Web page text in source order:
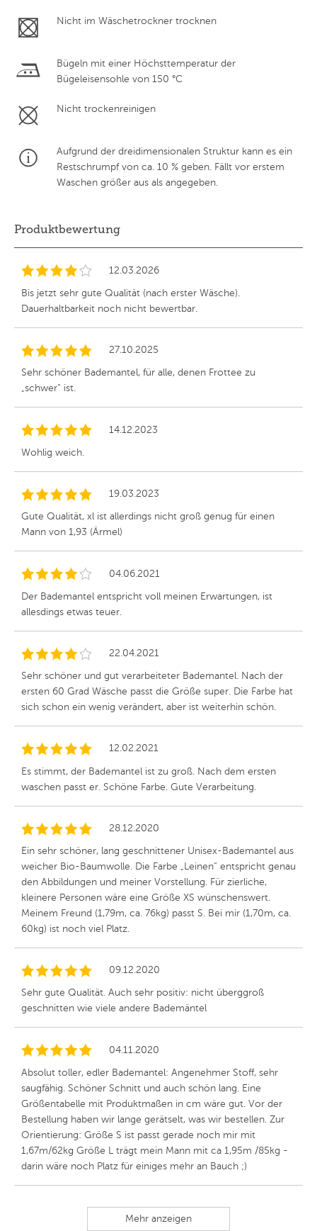
Nicht im Wäschetrockner trocknen
Bügeln mit einer Höchsttemperatur der
Bügeleisensohle von 150 °C
Nicht trockenreinigen
Aufgrund der dreidimensionalen Struktur kann es ein
Restschrumpf von ca. 10 % geben. Fällt vor erstem
Waschen größer aus als angegeben.
Produktbewertung
12.03.2026
Bis jetzt sehr gute Qualität (nach erster Wäsche).
Dauerhaltbarkeit noch nicht bewertbar.
27.10.2025
Sehr schöner Bademantel, für alle, denen Frottee zu
„schwer“ ist.
14.12.2023
Wohlig weich.
19.03.2023
Gute Qualität, xl ist allerdings nicht groß genug für einen
Mann von 1,93 (Ärmel)
04.06.2021
Der Bademantel entspricht voll meinen Erwartungen, ist
allesdings etwas teuer.
22.04.2021
Sehr schöner und gut verarbeiteter Bademantel. Nach der
ersten 60 Grad Wäsche passt die Größe super. Die Farbe hat
sich schon ein wenig verändert, aber ist weiterhin schön.
12.02.2021
Es stimmt, der Bademantel ist zu groß. Nach dem ersten
waschen passt er. Schöne Farbe. Gute Verarbeitung.
28.12.2020
Ein sehr schöner, lang geschnittener Unisex-Bademantel aus
weicher Bio-Baumwolle. Die Farbe „Leinen“ entspricht genau
den Abbildungen und meiner Vorstellung. Für zierliche,
kleinere Personen wäre eine Größe XS wünschenswert.
Meinem Freund (1,79m, ca. 76kg) passt S. Bei mir (1,70m, ca.
60kg) ist noch viel Platz.
09.12.2020
Sehr gute Qualität. Auch sehr positiv: nicht überggroß
geschnitten wie viele andere Bademäntel
04.11.2020
Absolut toller, edler Bademantel: Angenehmer Stoff, sehr
saugfähig. Schöner Schnitt und auch schön lang. Eine
Größentabelle mit Produktmaßen in cm wäre gut. Vor der
Bestellung haben wir lange gerätselt, was wir bestellen. Zur
Orientierung: Größe S ist passt gerade noch mir mit
1,67m/62kg Größe L trägt mein Mann mit ca 1,95m /85kg -
darin wäre noch Platz für einiges mehr an Bauch ;)
Mehr anzeigen